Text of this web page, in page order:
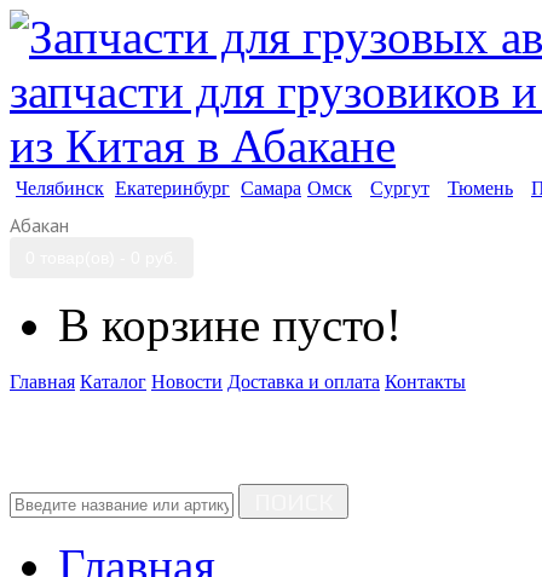
Челябинск Екатеринбург Самара Омск Сургут Тюмень
Абакан
В корзине пусто!
Главная Каталог Новости Доставка и оплата Контакты
Главная